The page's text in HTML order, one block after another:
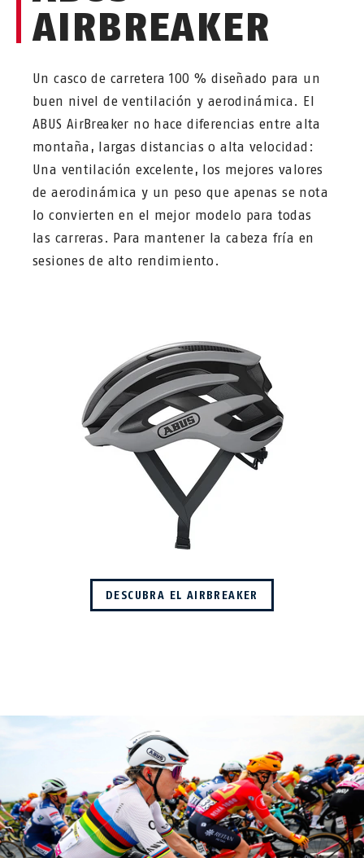
AIRBREAKER
Un casco de carretera 100 % diseñado para un
buen nivel de ventilación y aerodinámica. El
ABUS AirBreaker no hace diferencias entre alta
montaña, largas distancias o alta velocidad:
Una ventilación excelente, los mejores valores
de aerodinámica y un peso que apenas se nota
lo convierten en el mejor modelo para todas
las carreras. Para mantener la cabeza fría en
sesiones de alto rendimiento.
DESCUBRA EL AIRBREAKER